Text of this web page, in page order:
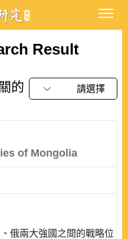
Result
的
請選擇
of Mongolia
俄兩大強國之間的戰略位